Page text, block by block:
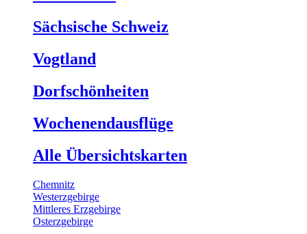
Sächsische Schweiz
Vogtland
Dorfschönheiten
Wochenendausflüge
Alle Übersichtskarten
Chemnitz
Westerzgebirge
Mittleres Erzgebirge
Osterzgebirge